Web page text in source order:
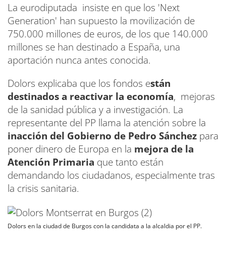
La eurodiputada insiste en que los 'Next
Generation' han supuesto la movilización de
750.000 millones de euros, de los que 140.000
millones se han destinado a España, una
aportación nunca antes conocida.
Dolors explicaba que los fondos están
destinados a reactivar la economía, mejoras
de la sanidad pública y a investigación. La
representante del PP llama la atención sobre la
inacción del Gobierno de Pedro Sánchez para
poner dinero de Europa en la mejora de la
Atención Primaria que tanto están
demandando los ciudadanos, especialmente tras
la crisis sanitaria.
Dolors en la ciudad de Burgos con la candidata a la alcaldia por el PP.